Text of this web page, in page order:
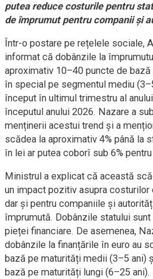
putea reduce costurile pentru
de împrumut pentru companii și
Într-o postare pe rețelele sociale,
informat că dobânzile la
aproximativ 10–40 puncte de
în special pe segmentul mediu
început în ultimul trimestru al
începutul anului 2026. Nazare a
menținerii acestui trend și a
scădea la aproximativ 4% până la
în lei ar putea coborî sub 6%
Ministrul a explicat că această
un impact pozitiv asupra costurilor
dar și pentru companiile și
împrumută. Dobânzile statului
pieței financiare. De asemenea,
dobânzile la finanțările în euro au
bază pe maturități medii (3–5 ani)
bază pe maturități lungi (6–25